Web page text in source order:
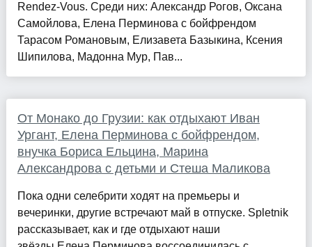
Rendez-Vous. Среди них: Александр Рогов, Оксана
Самойлова, Елена Перминова с бойфрендом
Тарасом Романовым, Елизавета Базыкина, Ксения
Шипилова, Мадонна Мур, Пав...
От Монако до Грузии: как отдыхают Иван
Ургант, Елена Перминова с бойфрендом,
внучка Бориса Ельцина, Марина
Александрова с детьми и Стеша Маликова
Пока одни селебрити ходят на премьеры и
вечеринки, другие встречают май в отпуске. Spletnik
рассказывает, как и где отдыхают наши